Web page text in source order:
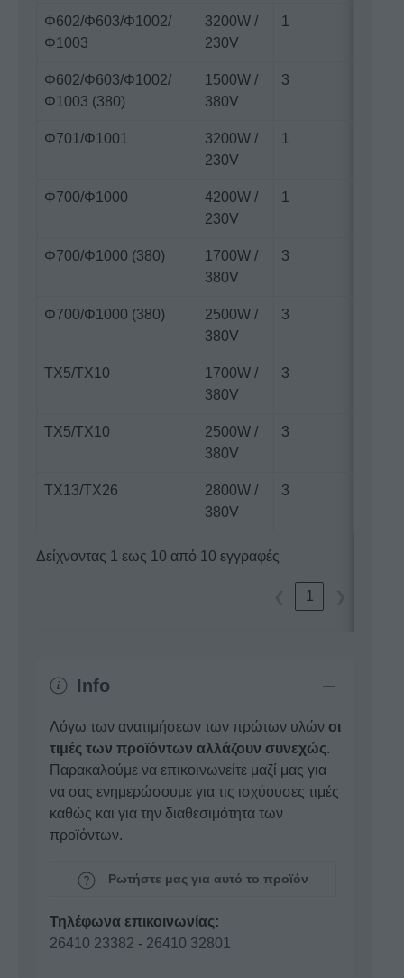
Φ602/Φ603/Φ1002/
Φ1003
3200W /
230V
1
Φ602/Φ603/Φ1002/
Φ1003 (380)
1500W /
380V
3
Φ701/Φ1001
3200W /
230V
1
Φ700/Φ1000
4200W /
230V
1
Φ700/Φ1000 (380)
1700W /
380V
3
Φ700/Φ1000 (380)
2500W /
380V
3
ΤX5/TX10
1700W /
380V
3
ΤX5/ΤX10
2500W /
380V
3
ΤX13/ΤX26
2800W /
380V
3
Δείχνοντας 1 εως 10 από 10 εγγραφές
1
Info
Λόγω των ανατιμήσεων των πρώτων υλών οι
τιμές των προϊόντων αλλάζουν συνεχώς.
Παρακαλούμε να επικοινωνείτε μαζί μας για
να σας ενημερώσουμε για τις ισχύουσες τιμές
καθώς και για την διαθεσιμότητα των
προϊόντων.
Ρωτήστε μας για αυτό το προϊόν
Τηλέφωνα επικοινωνίας:
26410 23382 - 26410 32801